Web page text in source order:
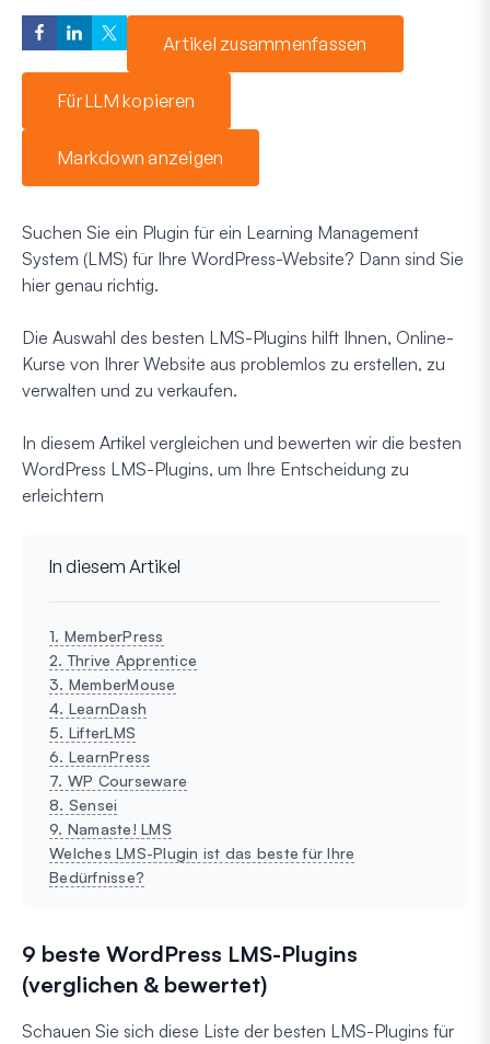
Artikel zusammenfassen
Für LLM kopieren
Markdown anzeigen
Suchen Sie ein Plugin für ein Learning Management
System (LMS) für Ihre WordPress-Website? Dann sind Sie
hier genau richtig.
Die Auswahl des besten LMS-Plugins hilft Ihnen, Online-
Kurse von Ihrer Website aus problemlos zu erstellen, zu
verwalten und zu verkaufen.
In diesem Artikel vergleichen und bewerten wir die besten
WordPress LMS-Plugins, um Ihre Entscheidung zu
erleichtern
In diesem Artikel
1. MemberPress
2. Thrive Apprentice
3. MemberMouse
4. LearnDash
5. LifterLMS
6. LearnPress
7. WP Courseware
8. Sensei
9. Namaste! LMS
Welches LMS-Plugin ist das beste für Ihre
Bedürfnisse?
9 beste WordPress LMS-Plugins
(verglichen & bewertet)
Schauen Sie sich diese Liste der besten LMS-Plugins für